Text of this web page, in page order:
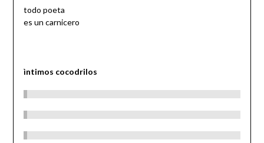
todo poeta
es un carnicero
ìntimos cocodrilos